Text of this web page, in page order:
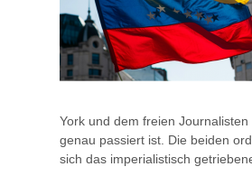
York und dem freien
genau passiert ist. Die beiden
sich das imperialistisch